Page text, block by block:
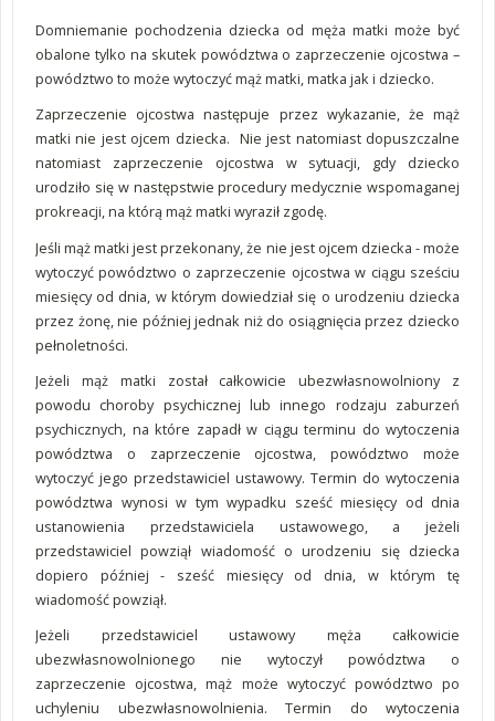
Domniemanie pochodzenia dziecka od męża matki może być
obalone tylko na skutek powództwa o zaprzeczenie ojcostwa –
powództwo to może wytoczyć mąż matki, matka jak i dziecko.
Zaprzeczenie ojcostwa następuje przez wykazanie, że mąż
matki nie jest ojcem dziecka. Nie jest natomiast dopuszczalne
natomiast zaprzeczenie ojcostwa w sytuacji, gdy dziecko
urodziło się w następstwie procedury medycznie wspomaganej
prokreacji, na którą mąż matki wyraził zgodę.
Jeśli mąż matki jest przekonany, że nie jest ojcem dziecka - może
wytoczyć powództwo o zaprzeczenie ojcostwa w ciągu sześciu
miesięcy od dnia, w którym dowiedział się o urodzeniu dziecka
przez żonę, nie później jednak niż do osiągnięcia przez dziecko
pełnoletności.
Jeżeli mąż matki został całkowicie ubezwłasnowolniony z
powodu choroby psychicznej lub innego rodzaju zaburzeń
psychicznych, na które zapadł w ciągu terminu do wytoczenia
powództwa o zaprzeczenie ojcostwa, powództwo może
wytoczyć jego przedstawiciel ustawowy. Termin do wytoczenia
powództwa wynosi w tym wypadku sześć miesięcy od dnia
ustanowienia przedstawiciela ustawowego, a jeżeli
przedstawiciel powziął wiadomość o urodzeniu się dziecka
dopiero później - sześć miesięcy od dnia, w którym tę
wiadomość powziął.
Jeżeli przedstawiciel ustawowy męża całkowicie
ubezwłasnowolnionego nie wytoczył powództwa o
zaprzeczenie ojcostwa, mąż może wytoczyć powództwo po
uchyleniu ubezwłasnowolnienia. Termin do wytoczenia